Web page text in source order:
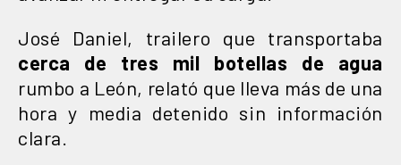
José Daniel, trailero que transportaba
cerca de tres mil botellas de agua
rumbo a León, relató que lleva más de una
hora y media detenido sin información
clara.